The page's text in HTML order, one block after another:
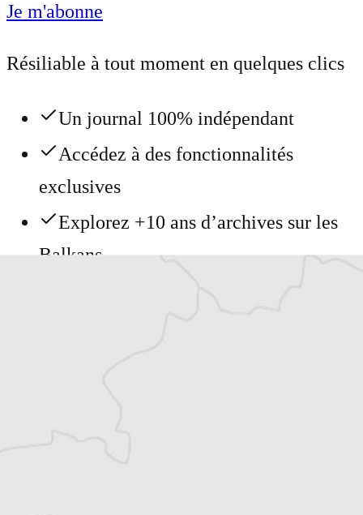
Je m'abonne
Résiliable à tout moment en quelques clics
Un journal 100% indépendant
Accédez à des fonctionnalités
exclusives
Explorez +10 ans d’archives sur les
Balkans